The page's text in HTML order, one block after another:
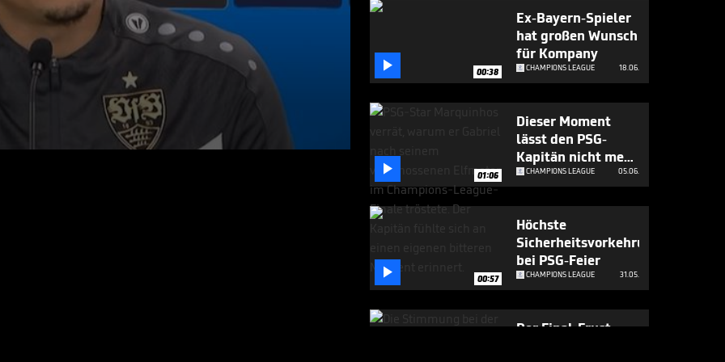
20.01.25
 00:38
Ex-Bayern-Spieler
hat großen Wunsch
für Kompany
CHAMPIONS LEAGUE 18.06.
 01:06
Dieser Moment
lässt den PSG-
Kapitän nicht mehr
losCHAMPIONS LEAGUE 05.06.
 00:57
Höchste
Sicherheitsvorkehrungen
bei PSG-Feier
CHAMPIONS LEAGUE 31.05.
Der Final-Frust